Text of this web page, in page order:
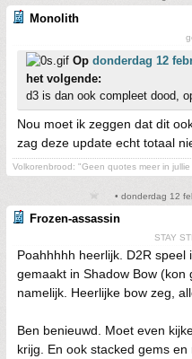
Monolith
Op donderdag 12
het volgende:
d3 is dan ook compleet dood,
Nou moet ik zeggen dat dit
zag deze update echt totaal
Volkorenbrood: "Geen quotes meer in
• donderdag 12
Frozen-assassin
STAY
Poahhhhh heerlijk. D2R speel
gemaakt in Shadow Bow (kon
namelijk. Heerlijke bow zeg,
Ben benieuwd. Moet even
krijg. En ook stacked gems